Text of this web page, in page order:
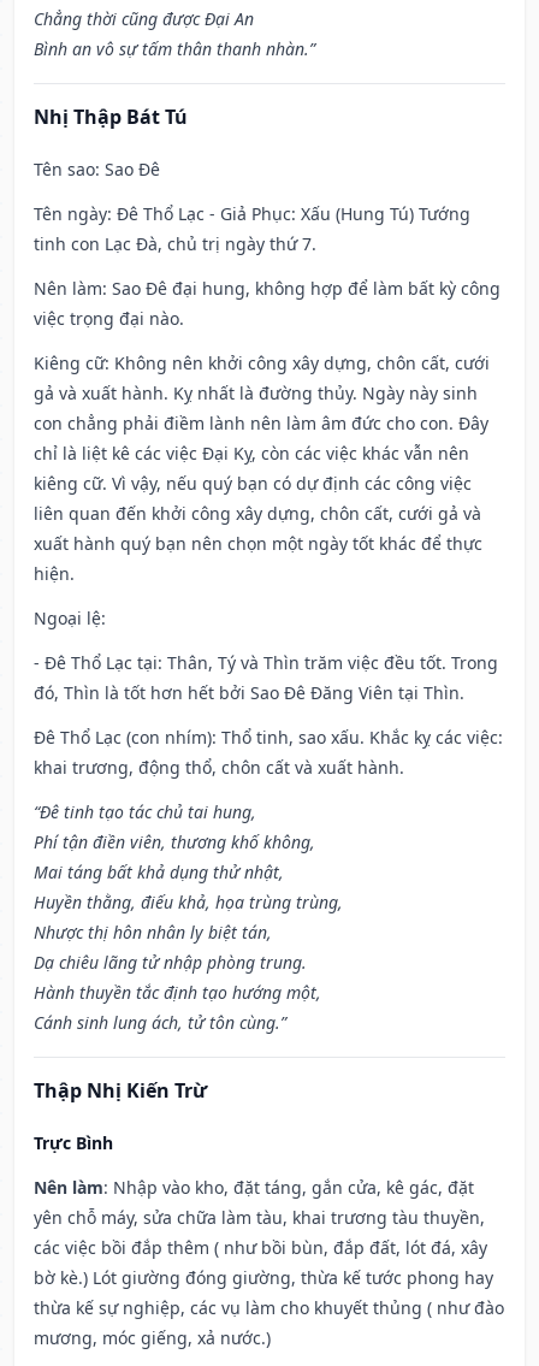
Chẳng thời cũng được Đại An
Bình an vô sự tấm thân thanh nhàn.”
Nhị Thập Bát Tú
Tên sao: Sao Đê
Tên ngày: Đê Thổ Lạc - Giả Phục: Xấu (Hung Tú) Tướng
tinh con Lạc Đà, chủ trị ngày thứ 7.
Nên làm: Sao Đê đại hung, không hợp để làm bất kỳ công
việc trọng đại nào.
Kiêng cữ: Không nên khởi công xây dựng, chôn cất, cưới
gả và xuất hành. Kỵ nhất là đường thủy. Ngày này sinh
con chẳng phải điềm lành nên làm âm đức cho con. Đây
chỉ là liệt kê các việc Đại Kỵ, còn các việc khác vẫn nên
kiêng cữ. Vì vậy, nếu quý bạn có dự định các công việc
liên quan đến khởi công xây dựng, chôn cất, cưới gả và
xuất hành quý bạn nên chọn một ngày tốt khác để thực
hiện.
Ngoại lệ:
- Đê Thổ Lạc tại: Thân, Tý và Thìn trăm việc đều tốt. Trong
đó, Thìn là tốt hơn hết bởi Sao Đê Đăng Viên tại Thìn.
Đê Thổ Lạc (con nhím): Thổ tinh, sao xấu. Khắc kỵ các việc:
khai trương, động thổ, chôn cất và xuất hành.
“Đê tinh tạo tác chủ tai hung,
Phí tận điền viên, thương khố không,
Mai táng bất khả dụng thử nhật,
Huyền thằng, điếu khả, họa trùng trùng,
Nhược thị hôn nhân ly biệt tán,
Dạ chiêu lãng tử nhập phòng trung.
Hành thuyền tắc định tạo hướng một,
Cánh sinh lung ách, tử tôn cùng.”
Thập Nhị Kiến Trừ
Trực Bình
Nên làm: Nhập vào kho, đặt táng, gắn cửa, kê gác, đặt
yên chỗ máy, sửa chữa làm tàu, khai trương tàu thuyền,
các việc bồi đắp thêm ( như bồi bùn, đắp đất, lót đá, xây
bờ kè.) Lót giường đóng giường, thừa kế tước phong hay
thừa kế sự nghiệp, các vụ làm cho khuyết thủng ( như đào
mương, móc giếng, xả nước.)